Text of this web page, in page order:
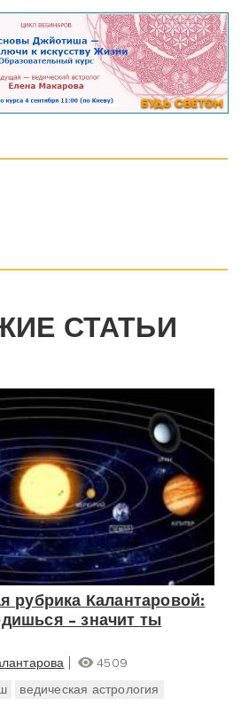
СТАТЬИ
рубрика Калантаровой:
- значит ты
4509
ведическая астрология